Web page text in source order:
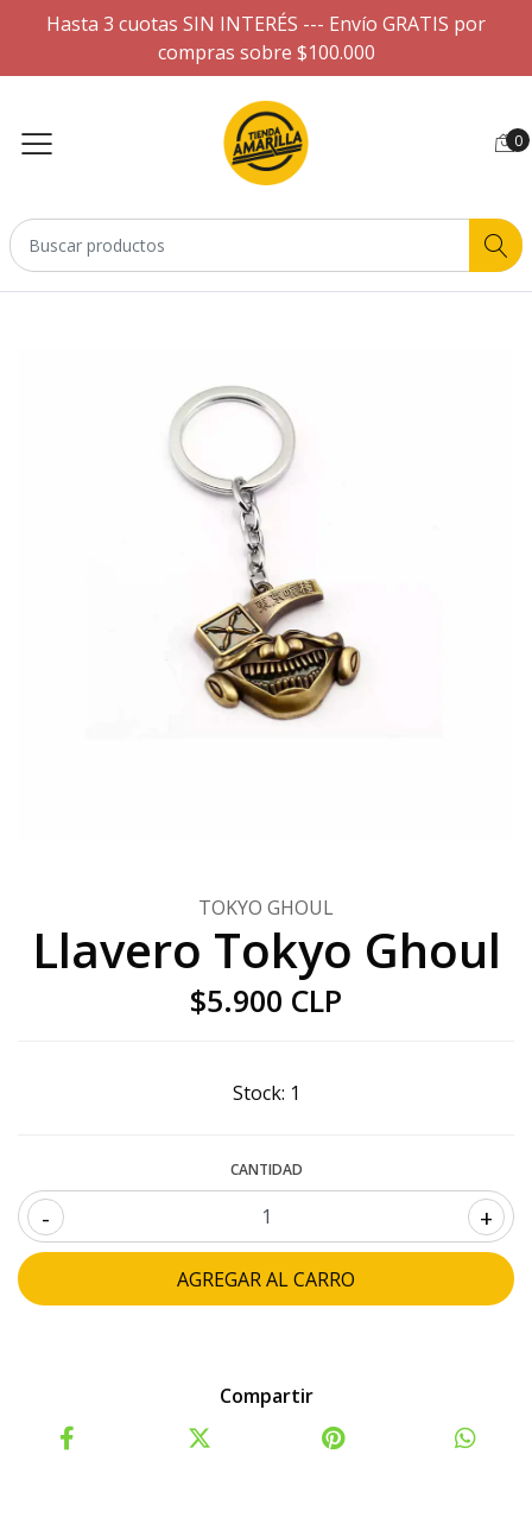
Hasta 3 cuotas SIN INTERÉS --- Envío GRATIS por
compras sobre $100.000
0
TOKYO GHOUL
Llavero Tokyo Ghoul
$5.900 CLP
Stock: 1
CANTIDAD
- +
Compartir